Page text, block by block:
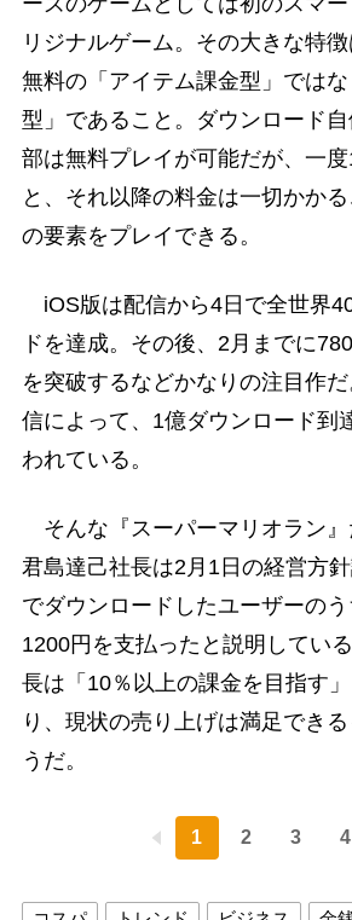
リジナルゲーム。その大きな特
無料の「アイテム課金型」では
型」であること。ダウンロード
部は無料プレイが可能だが、一度
と、それ以降の料金は一切かか
の要素をプレイできる。
iOS版は配信から4日で全世界
ドを達成。その後、2月までに
を突破するなどかなりの注目作
信によって、1億ダウンロード到
われている。
そんな『スーパーマリオラン
君島達己社長は2月1日の経営方
でダウンロードしたユーザーの
1200円を支払ったと説明してい
長は「10％以上の課金を目指す
り、現状の売り上げは満足でき
うだ。
1 2 3 4